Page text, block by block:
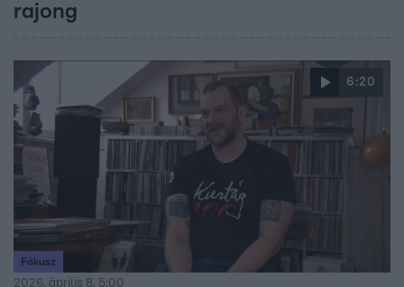
rajong
6:20
Fókusz
2026. április 8. 5:00